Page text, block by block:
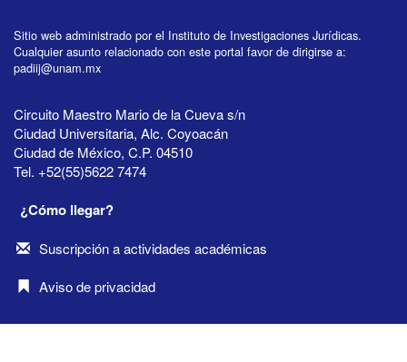
Sitio web administrado por el Instituto de Investigaciones Jurídicas.
Cualquier asunto relacionado con este portal favor de dirigirse a:
padiij@unam.mx
Circuito Maestro Mario de la Cueva s/n
Ciudad Universitaria, Alc. Coyoacán
Ciudad de México, C.P. 04510
Tel. +52(55)5622 7474
¿Cómo llegar?
Suscripción a actividades académicas
Aviso de privacidad